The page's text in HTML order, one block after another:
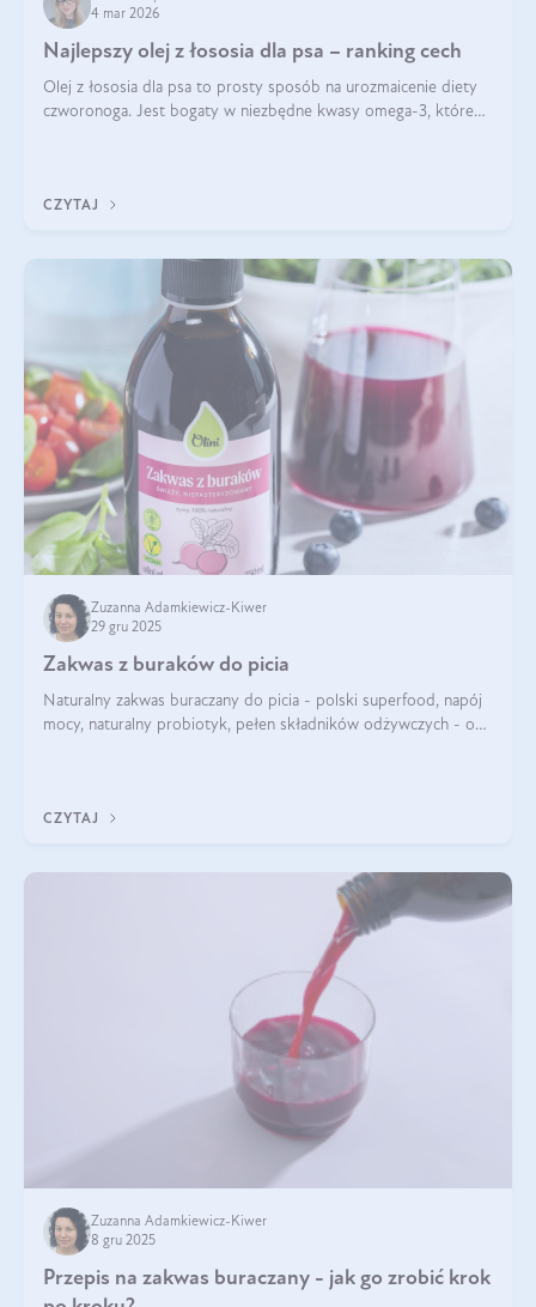
4 mar 2026
Najlepszy olej z łososia dla psa – ranking cech
Olej z łososia dla psa to prosty sposób na urozmaicenie diety
czworonoga. Jest bogaty w niezbędne kwasy omega-3, które
CZYTAJ
Zuzanna Adamkiewicz-Kiwer
29 gru 2025
Zakwas z buraków do picia
Naturalny zakwas buraczany do picia - polski superfood, napój
mocy, naturalny probiotyk, pełen składników odżywczych - o
CZYTAJ
Zuzanna Adamkiewicz-Kiwer
8 gru 2025
Przepis na zakwas buraczany - jak go zrobić krok